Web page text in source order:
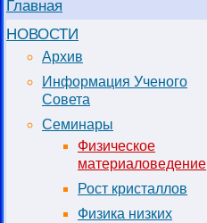
Главная
НОВОСТИ
Архив
Информация Ученого
Совета
Семинары
Физическое
материаловедение
Рост кристаллов
Физика низких